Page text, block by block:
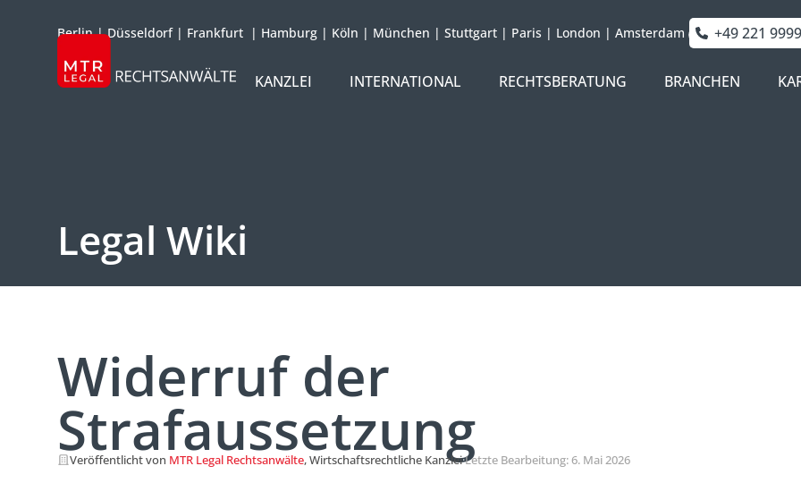
Berlin|Düsseldorf| Frankfurt | Hamburg | Köln | München | Stuttgart | Paris | London | Amsterdam +49 221
KANZLEI
INTERNATIONAL RECHTSBERATUNG BRANCHEN
Legal Wiki
Widerruf der
Strafaussetzung
Veröffentlicht von MTR Legal Rechtsanwälte, Wirtschaftsrechtliche Kanzlei·Letzte Bearbeitung: 6. Mai 2026